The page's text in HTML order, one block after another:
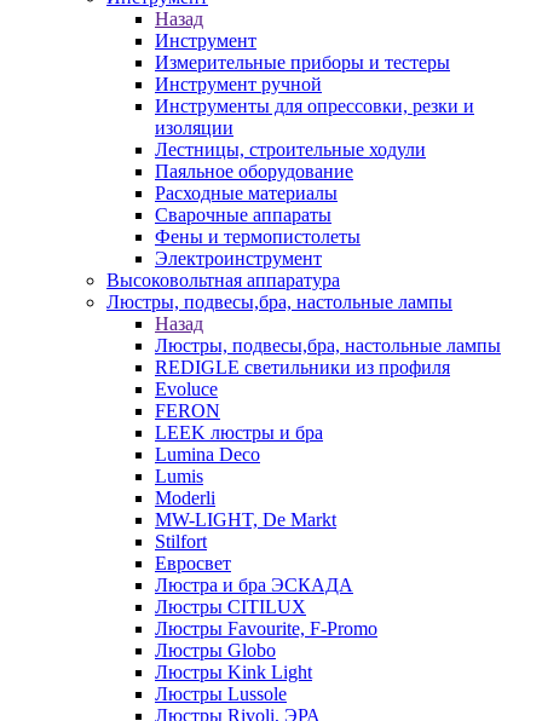
Назад
Инструмент
Измерительные приборы и тестеры
Инструмент ручной
Инструменты для опрессовки, резки и
изоляции
Лестницы, строительные ходули
Паяльное оборудование
Расходные материалы
Сварочные аппараты
Фены и термопистолеты
Электроинструмент
Высоковольтная аппаратура
Люстры, подвесы,бра, настольные лампы
Назад
Люстры, подвесы,бра, настольные лампы
REDIGLE светильники из профиля
Evoluce
FERON
LEEK люстры и бра
Lumina Deco
Lumis
Moderli
MW-LIGHT, De Markt
Stilfort
Евросвет
Люстра и бра ЭСКАДА
Люстры CITILUX
Люстры Favourite, F-Promo
Люстры Globo
Люстры Kink Light
Люстры Lussole
Люстры Rivoli, ЭРА